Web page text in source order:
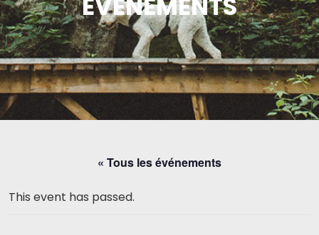
ÉVÉNEMENTS
« Tous les événements
This event has passed.